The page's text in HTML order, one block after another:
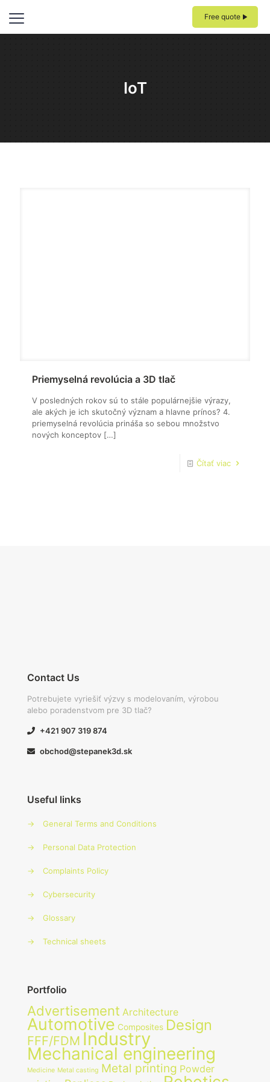
Free quote
IoT
Priemyselná revolúcia a 3D tlač
V posledných rokov sú to stále populárnejšie výrazy,
ale akých je ich skutočný význam a hlavne prínos? 4.
priemyselná revolúcia prináša so sebou množstvo
nových konceptov […]
Čítať viac
Contact Us
Potrebujete vyriešiť výzvy s modelovaním, výrobou
alebo poradenstvom pre 3D tlač?
+421 907 319 874
obchod@stepanek3d.sk
Useful links
→ General Terms and Conditions
→ Personal Data Protection
→ Complaints Policy
→ Cybersecurity
→ Glossary
→ Technical sheets
Portfolio
Advertisement Architecture
Automotive Composites Design
FFF/FDM Industry
Mechanical engineering
Medicine Metal casting Metal printing Powder